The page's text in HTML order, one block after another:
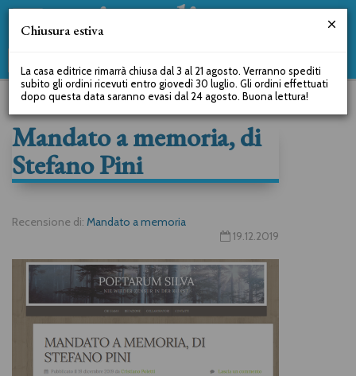
Mandato a memoria, di
Stefano Pini
Recensione di: Mandato a memoria
19.12.2019
Chiusura estiva
La casa editrice rimarrà chiusa dal 3 al 21 agosto. Verranno spediti
subito gli ordini ricevuti entro giovedì 30 luglio. Gli ordini effettuati
dopo questa data saranno evasi dal 24 agosto. Buona lettura!